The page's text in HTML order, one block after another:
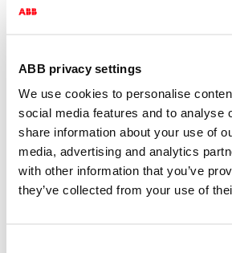
ABB privacy settings
We use cookies to personalise
social media features and to analyse
share information about your use of
media, advertising and analytics
with other information that you’ve
they’ve collected from your use of
Bruto prijs
Ingangsdatum
01-
Conditiegroep
FV
Logistieke gegevens
Artikelnummer beschrijft
1 PC